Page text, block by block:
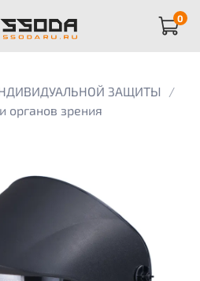
0
ЗАЩИТЫ
органов зрения